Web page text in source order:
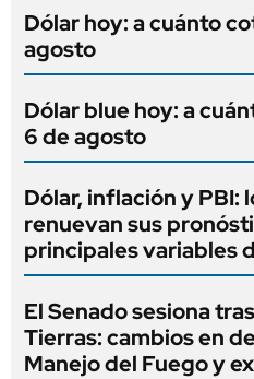
Dólar hoy: a cuánto
agosto
Dólar blue hoy: a
6 de agosto
Dólar, inflación y PBI:
renuevan sus
principales variables
El Senado sesiona
Tierras: cambios en
Manejo del Fuego y